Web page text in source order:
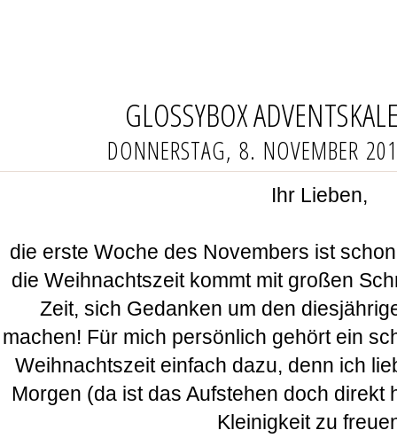
GLOSSYBOX
DONNERSTAG, 8. NOVEMBER
Ihr Lieben,
die erste Woche des Novembers ist
die Weihnachtszeit kommt mit großen
Zeit, sich Gedanken um den
machen! Für mich persönlich gehört ein
Weihnachtszeit einfach dazu, denn ich
Morgen (da ist das Aufstehen doch direkt
Kleinigkeit zu